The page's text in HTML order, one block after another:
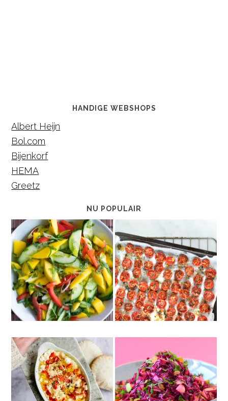
HANDIGE WEBSHOPS
Albert Heijn
Bol.com
Bijenkorf
HEMA
Greetz
NU POPULAIR